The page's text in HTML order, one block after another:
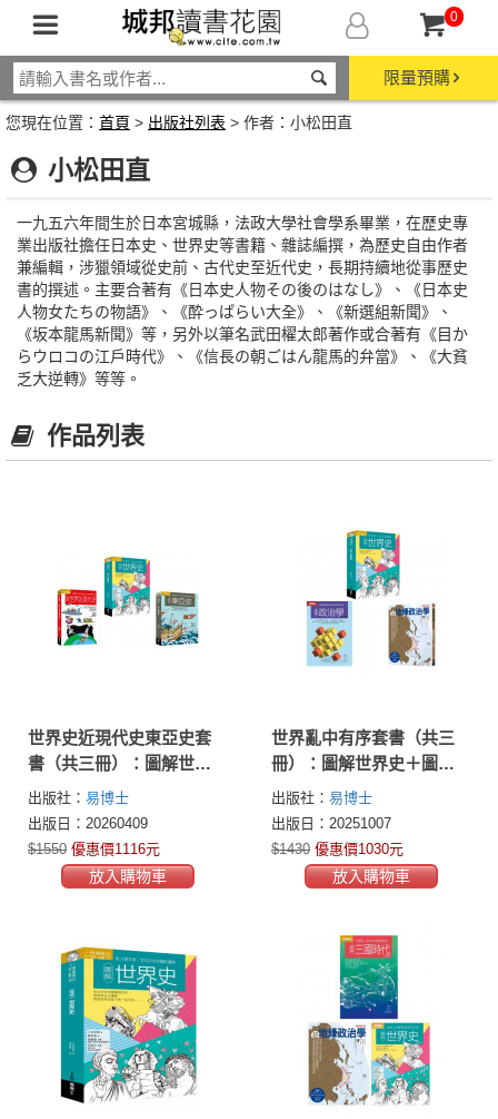
0
限量預購
您現在位置： 首頁 > 出版社列表 > 作者：小松田直
小松田直
一九五六年間生於日本宮城縣，法政大學社會學系畢業，在歷史專
業出版社擔任日本史、世界史等書籍、雜誌編撰，為歷史自由作者
兼編輯，涉獵領域從史前、古代史至近代史，長期持續地從事歷史
書的撰述。主要合著有《日本史人物その後のはなし》、《日本史
人物女たちの物語》、《酔っぱらい大全》、《新選組新聞》、
《坂本龍馬新聞》等，另外以筆名武田櫂太郎著作或合著有《目か
らウロコの江戶時代》、《信長の朝ごはん龍馬的弁當》、《大貧
乏大逆轉》等等。
作品列表
世界史近現代史東亞史套
書（共三冊）：圖解世界
史＋圖解世界近現代史＋
圖解東亞史
出版社： 易博士
出版日：20260409
$1550 優惠價1116元
放入購物車
世界亂中有序套書（共三
冊）：圖解世界史＋圖解
政治學＋超地緣政治學
出版社： 易博士
出版日：20251007
$1430 優惠價1030元
放入購物車